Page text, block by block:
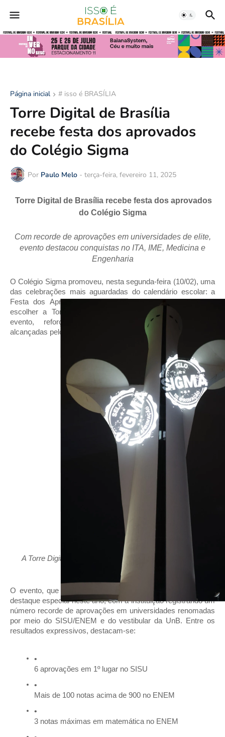
Página inicial # isso é BRASÍLIA
Torre Digital de Brasília
recebe festa dos aprovados
do Colégio Sigma
Por Paulo Melo - terça-feira, fevereiro 11, 2025
Torre Digital de Brasília recebe festa dos aprovados
do Colégio Sigma
Com recorde de aprovações em universidades de elite,
evento destacou conquistas no ITA, IME, Medicina e
Engenharia
O Colégio Sigma promoveu, nesta segunda-feira (10/02), uma
das celebrações mais aguardadas do calendário escolar: a
Festa dos Aprovados. Desta vez, a instituição inovou ao
escolher a Torre Digital de Brasília como cenário para o
evento, reforçando a grandiosidade das conquistas
alcançadas pelos estudantes.
A Torre Digital recebeu a projeção luminosa do selo dos
aprovados (Divulgação)
O evento, que já se tornou uma tradição no Sigma, ganhou
destaque especial neste ano, com a instituição registrando um
número recorde de aprovações em universidades renomadas
por meio do SISU/ENEM e do vestibular da UnB. Entre os
resultados expressivos, destacam-se:
6 aprovações em 1º lugar no SISU
Mais de 100 notas acima de 900 no ENEM
3 notas máximas em matemática no ENEM